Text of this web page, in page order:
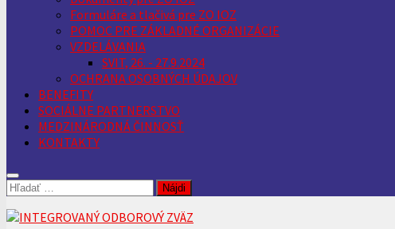
Formuláre a tlačivá pre ZO IOZ
POMOC PRE ZÁKLADNÉ ORGANIZÁCIE
VZDELÁVANIA
SVIT, 26. - 27.9.2024
OCHRANA OSOBNÝCH ÚDAJOV
BENEFITY
SOCIÁLNE PARTNERSTVO
MEDZINÁRODNÁ ČINNOSŤ
KONTAKTY
Hľadať: